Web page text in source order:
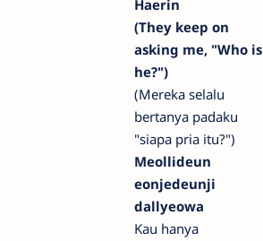
Haerin
(They keep on
asking me, "Who is
he?")
(Mereka selalu
bertanya padaku
"siapa pria itu?")
Meollideun
eonjedeunji
dallyeowa
Kau hanya